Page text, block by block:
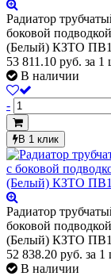
Радиатор
боковой
(Белый) КЗТО
53 811.10 руб. за 1
В наличии
-
В 1 клик
Радиатор
боковой
(Белый) КЗТО
52 838.20 руб. за 1
В наличии